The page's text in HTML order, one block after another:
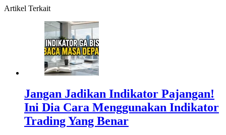
Artikel Terkait
Jangan Jadikan Indikator Pajangan!
Ini Dia Cara Menggunakan Indikator
Trading Yang Benar